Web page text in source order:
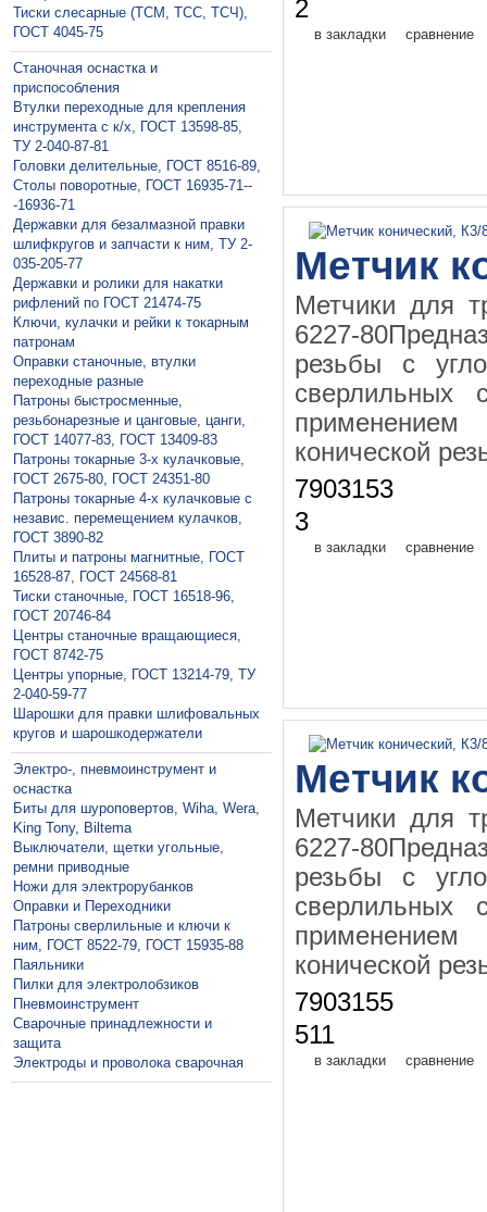
Тиски слесарные (ТСМ, ТСС, ТСЧ),
ГОСТ 4045-75
Станочная оснастка и
приспособления
Втулки переходные для крепления
инструмента с к/х, ГОСТ 13598-85,
ТУ 2-040-87-81
Головки делительные, ГОСТ 8516-89,
Столы поворотные, ГОСТ 16935-71--
-16936-71
Державки для безалмазной правки
шлифкругов и запчасти к ним, ТУ 2-
035-205-77
Державки и ролики для накатки
рифлений по ГОСТ 21474-75
Ключи, кулачки и рейки к токарным
патронам
Оправки станочные, втулки
переходные разные
Патроны быстросменные,
резьбонарезные и цанговые, цанги,
ГОСТ 14077-83, ГОСТ 13409-83
Патроны токарные 3-х кулачковые,
ГОСТ 2675-80, ГОСТ 24351-80
Патроны токарные 4-х кулачковые с
независ. перемещением кулачков,
ГОСТ 3890-82
Плиты и патроны магнитные, ГОСТ
16528-87, ГОСТ 24568-81
Тиски станочные, ГОСТ 16518-96,
ГОСТ 20746-84
Центры станочные вращающиеся,
ГОСТ 8742-75
Центры упорные, ГОСТ 13214-79, ТУ
2-040-59-77
Шарошки для правки шлифовальных
кругов и шарошкодержатели
Электро-, пневмоинструмент и
оснастка
Биты для шуроповертов, Wiha, Wera,
King Tony, Biltema
Выключатели, щетки угольные,
ремни приводные
Ножи для электрорубанков
Оправки и Переходники
Патроны сверлильные и ключи к
ним, ГОСТ 8522-79, ГОСТ 15935-88
Паяльники
Пилки для электролобзиков
Пневмоинструмент
Сварочные принадлежности и
защита
Электроды и проволока сварочная
2
в закладки сравнение
Метчик
Метчики для
6227-
резьбы с
сверлильных
конической
7903153
3
в закладки сравнение
Метчик
Метчики для
6227-
резьбы с
сверлильных
конической
7903155
511
в закладки сравнение